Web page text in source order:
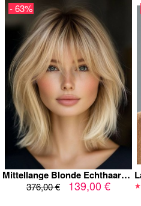
Mittellange Blonde Echthaarperücke für Damen – Glatte Bob Perücke mit
376,00 € 139,00 €
- 63%